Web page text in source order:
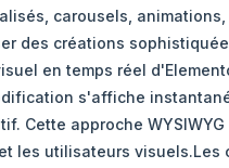
carousels,
des créations
en temps réel
s'affiche
Cette approche
les utilisateurs visuels.Les